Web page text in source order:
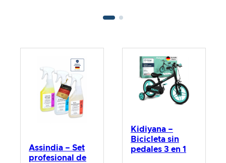
Assindia – Set
profesional de
Kidiyana –
Bicicleta sin
pedales 3 en 1